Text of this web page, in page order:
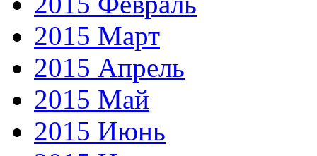
2015 Март
2015 Апрель
2015 Май
2015 Июнь